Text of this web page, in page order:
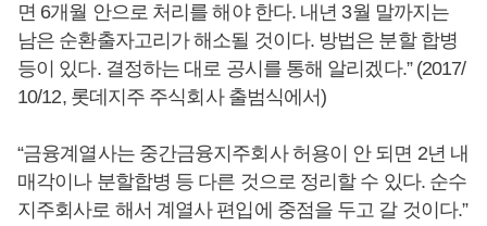
면 6개월 안으로 처리를 해야 한다. 내년 3월 말까지는
남은 순환출자고리가 해소될 것이다. 방법은 분할 합병
등이 있다. 결정하는 대로 공시를 통해 알리겠다.” (2017/
10/12, 롯데지주 주식회사 출범식에서)
“금융계열사는 중간금융지주회사 허용이 안 되면 2년 내
매각이나 분할합병 등 다른 것으로 정리할 수 있다. 순수
지주회사로 해서 계열사 편입에 중점을 두고 갈 것이다.”